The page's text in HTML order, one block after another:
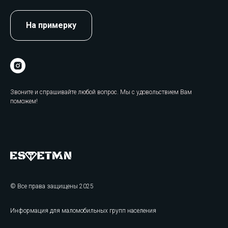
На примерку
Звоните и спрашивайте любой вопрос. Мы с удовольствием Вам
поможем!
© Все права защищены 2025
Информация для маломобильных групп населения